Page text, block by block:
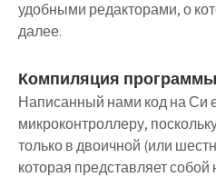
удобными редакторами, о
далее.
Компиляция программы
Написанный нами код на Си
микроконтроллеру,
только в двоичной (или
которая представляет